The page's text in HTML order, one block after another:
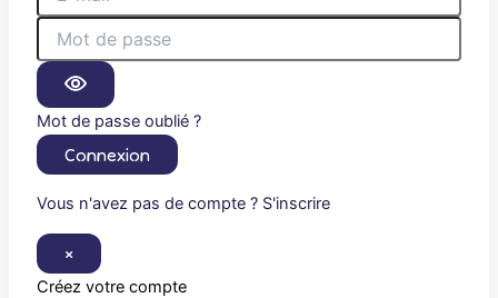
Mot de passe oublié ?
Connexion
Vous n'avez pas de compte ? S'inscrire
×
Créez votre compte